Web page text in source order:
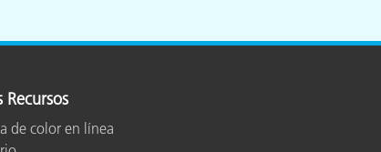
Recursos
de color en línea